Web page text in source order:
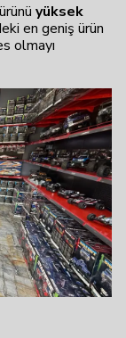
yüksek
en geniş ürün
olmayı